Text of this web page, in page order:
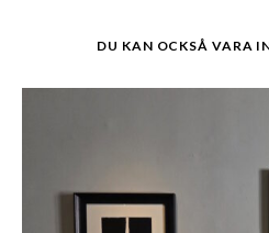
DU KAN OCKSÅ VARA